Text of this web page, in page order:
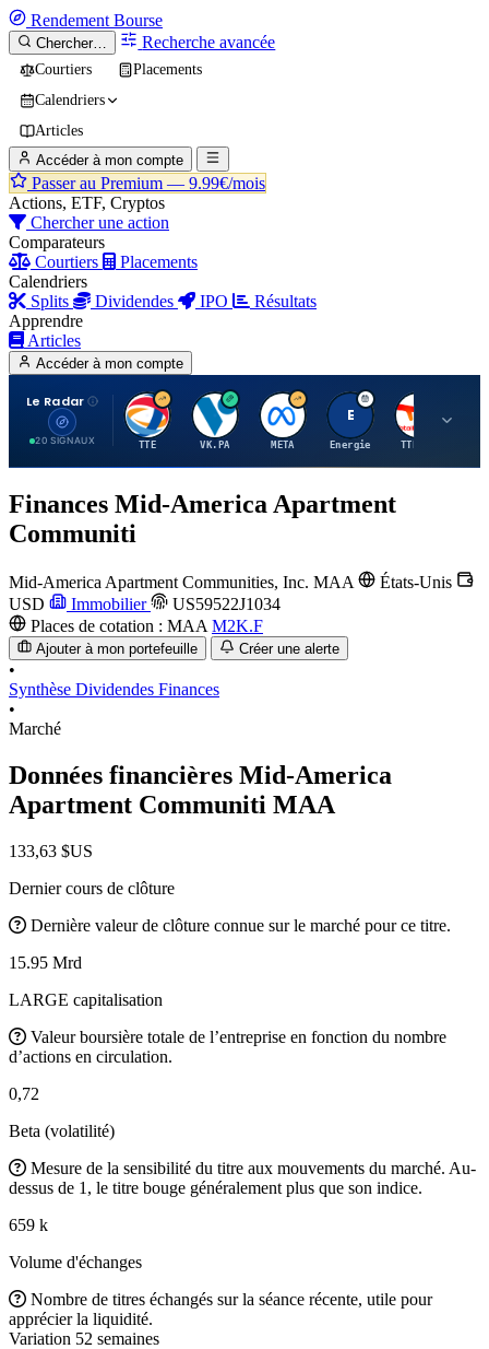
Rendement Bourse
Chercher… Recherche avancée
Courtiers
Placements
Calendriers
Articles
Accéder à mon compte
Passer au Premium — 9.99€/mois
Actions, ETF, Cryptos
Chercher une action
Comparateurs
Courtiers
Placements
Calendriers
Splits
Dividendes IPO
Résultats
Apprendre
Articles
Accéder à mon compte
Le Radar
20 SIGNAUX
T
TTE
V
VK.PA
M
META
E
Energie
T
TTE.PA
Finances Mid-America Apartment
Communiti
Mid-America Apartment Communities, Inc. MAA
États-Unis
USD
Immobilier
US59522J1034
Places de cotation : MAA M2K.F
Ajouter à mon portefeuille Créer une alerte
•
Synthèse Dividendes Finances
•
Marché
Données financières Mid-America
Apartment Communiti MAA
133,63 $US
Dernier cours de clôture
Dernière valeur de clôture connue sur le marché pour ce titre.
15.95 Mrd
LARGE capitalisation
Valeur boursière totale de l’entreprise en fonction du nombre
d’actions en circulation.
0,72
Beta (volatilité)
Mesure de la sensibilité du titre aux mouvements du marché. Au-
dessus de 1, le titre bouge généralement plus que son indice.
659 k
Volume d'échanges
Nombre de titres échangés sur la séance récente, utile pour
apprécier la liquidité.
Variation 52 semaines